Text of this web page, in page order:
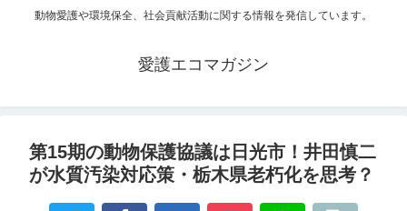
動物愛護や環境保全、社会貢献活動に関する情報を発信しています。
愛護エコマガジン
第15期の動物保護協議は日光市！井田慎二
が水質汚染対応策・栃木県老朽化を思考？